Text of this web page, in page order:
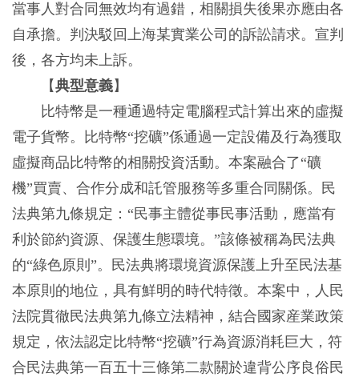
當事人對合同無效均有過錯，相關損失後果亦應由各
自承擔。判決駁回上海某實業公司的訴訟請求。宣判
後，各方均未上訴。
【典型意義】
比特幣是一種通過特定電腦程式計算出來的虛擬
電子貨幣。比特幣“挖礦”係通過一定設備及行為獲取
虛擬商品比特幣的相關投資活動。本案融合了“礦
機”買賣、合作分成和託管服務等多重合同關係。民
法典第九條規定：“民事主體從事民事活動，應當有
利於節約資源、保護生態環境。”該條被稱為民法典
的“綠色原則”。民法典將環境資源保護上升至民法基
本原則的地位，具有鮮明的時代特徵。本案中，人民
法院貫徹民法典第九條立法精神，結合國家産業政策
規定，依法認定比特幣“挖礦”行為資源消耗巨大，符
合民法典第一百五十三條第二款關於違背公序良俗民